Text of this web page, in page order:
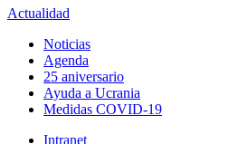
Actualidad
Noticias
Agenda
25 aniversario
Ayuda a Ucrania
Medidas COVID-19
Intranet